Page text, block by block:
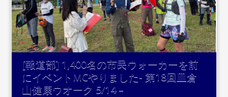
...続きを読む
[報道部] 1,400名の市民ウォーカーを前
にイベントMCやりました- 第18回皿倉
山健康ウオーク 5/14 –